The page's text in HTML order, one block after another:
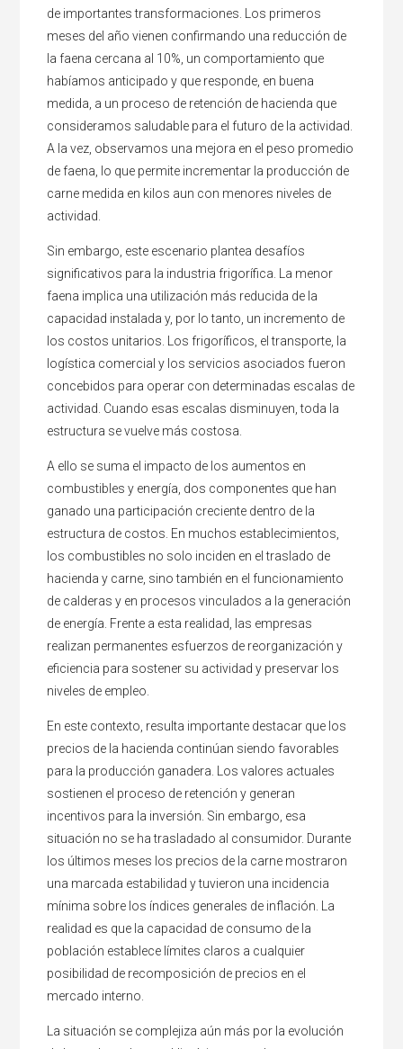
de importantes transformaciones. Los primeros
meses del año vienen confirmando una reducción de
la faena cercana al 10%, un comportamiento que
habíamos anticipado y que responde, en buena
medida, a un proceso de retención de hacienda que
consideramos saludable para el futuro de la actividad.
A la vez, observamos una mejora en el peso promedio
de faena, lo que permite incrementar la producción de
carne medida en kilos aun con menores niveles de
actividad.
Sin embargo, este escenario plantea desafíos
significativos para la industria frigorífica. La menor
faena implica una utilización más reducida de la
capacidad instalada y, por lo tanto, un incremento de
los costos unitarios. Los frigoríficos, el transporte, la
logística comercial y los servicios asociados fueron
concebidos para operar con determinadas escalas de
actividad. Cuando esas escalas disminuyen, toda la
estructura se vuelve más costosa.
A ello se suma el impacto de los aumentos en
combustibles y energía, dos componentes que han
ganado una participación creciente dentro de la
estructura de costos. En muchos establecimientos,
los combustibles no solo inciden en el traslado de
hacienda y carne, sino también en el funcionamiento
de calderas y en procesos vinculados a la generación
de energía. Frente a esta realidad, las empresas
realizan permanentes esfuerzos de reorganización y
eficiencia para sostener su actividad y preservar los
niveles de empleo.
En este contexto, resulta importante destacar que los
precios de la hacienda continúan siendo favorables
para la producción ganadera. Los valores actuales
sostienen el proceso de retención y generan
incentivos para la inversión. Sin embargo, esa
situación no se ha trasladado al consumidor. Durante
los últimos meses los precios de la carne mostraron
una marcada estabilidad y tuvieron una incidencia
mínima sobre los índices generales de inflación. La
realidad es que la capacidad de consumo de la
población establece límites claros a cualquier
posibilidad de recomposición de precios en el
mercado interno.
La situación se complejiza aún más por la evolución